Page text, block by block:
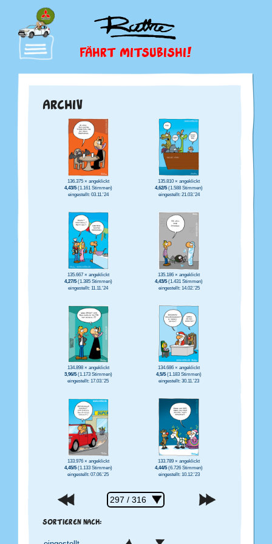
FÄHRT MITSUBISHI!
ARCHIV
136.375 × angeklickt
4,43/5(1.161 Stimmen)
eingestellt: 03.11.'24
135.810 × angeklickt
4,62/5(1.588 Stimmen)
eingestellt: 21.03.'24
135.667 × angeklickt
4,27/5(1.385 Stimmen)
eingestellt: 11.11.'24
135.186 × angeklickt
4,43/5(1.431 Stimmen)
eingestellt: 14.02.'25
134.898 × angeklickt
3,96/5(1.173 Stimmen)
eingestellt: 17.03.'25
134.686 × angeklickt
4,5/5(1.183 Stimmen)
eingestellt: 30.11.'23
133.976 × angeklickt
4,45/5(1.133 Stimmen)
eingestellt: 07.06.'25
133.789 × angeklickt
4,44/5(6.726 Stimmen)
eingestellt: 10.12.'23
SORTIEREN NACH: